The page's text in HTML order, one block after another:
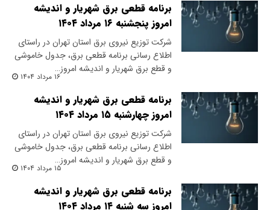
برنامه قطعی برق شهریار و اندیشه
امروز پنجشنبه ۱۶ مرداد ۱۴۰۴
شرکت توزیع نیروی برق استان تهران در راستای
اطلاع رسانی برنامه قطعی برق، جدول خاموشی
و قطع برق شهریار و اندیشه امروز…
۱۶ مرداد ۱۴۰۴
برنامه قطعی برق شهریار و اندیشه
امروز چهارشنبه ۱۵ مرداد ۱۴۰۴
شرکت توزیع نیروی برق استان تهران در راستای
اطلاع رسانی برنامه قطعی برق، جدول خاموشی
و قطع برق شهریار و اندیشه امروز…
۱۵ مرداد ۱۴۰۴
برنامه قطعی برق شهریار و اندیشه
امروز سه شنبه ۱۴ مرداد ۱۴۰۴